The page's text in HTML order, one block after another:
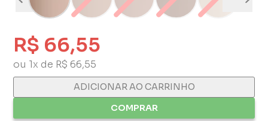
R$ 66,55
ou 1x de R$ 66,55
ADICIONAR AO CARRINHO
COMPRAR